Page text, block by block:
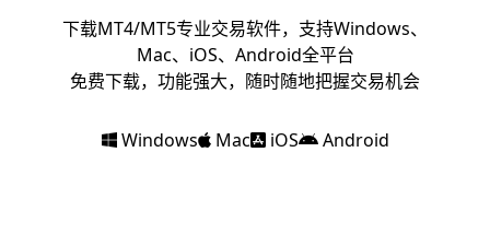
下载MT4/MT5专业交易软件，支持Windows、
Mac、iOS、Android全平台
免费下载，功能强大，随时随地把握交易机会
Windows Mac iOS Android